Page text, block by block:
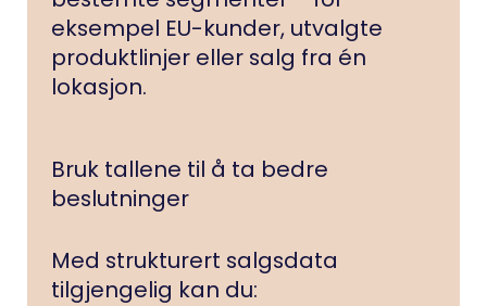
eksempel EU-kunder, utvalgte
produktlinjer eller salg fra én
lokasjon.
Bruk tallene til å ta bedre
beslutninger
Med strukturert salgsdata
tilgjengelig kan du: